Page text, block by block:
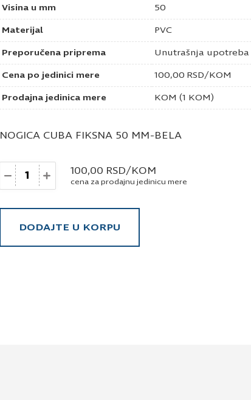
Visina u mm 50
Materijal PVC
Preporučena priprema Unutrašnja upotreba
Cena po jedinici mere 100,00 RSD/KOM
Prodajna jedinica mere KOM (1 KOM)
NOGICA CUBA FIKSNA 50 MM-BELA
Količina 100,00 RSD/KOM
cena za prodajnu jedinicu mere
DODAJTE U KORPU